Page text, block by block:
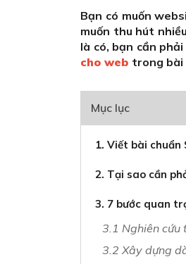
Bạn có muốn
muốn thu hút
là có, bạn cần
cho web trong bài
Mục lục
1. Viết bài chuẩn
2. Tại sao cần
3. 7 bước quan
3.1 Nghiên cứu
3.2 Xây dựng